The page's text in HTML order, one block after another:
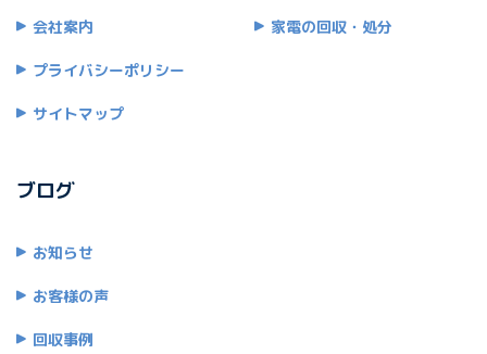
会社案内
プライバシーポリシー
サイトマップ
家電の回収・処分
ブログ
お知らせ
お客様の声
回収事例